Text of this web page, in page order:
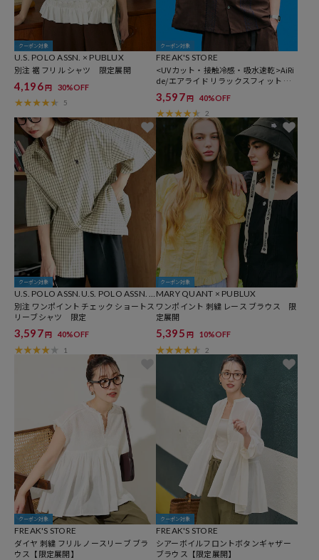
クーポン対象
U.S. POLO ASSN. × PUBLUX
別注 裾 フリル シャツ 限定展開
4,196円 30%OFF
5
クーポン対象
FREAK'S STORE
<UVカット・接触冷感・吸水速乾>AiRi
de/エアライド リラックスフィット キ
ューバシャツ/ポケッタブル【限定展
開】
3,597円 40%OFF
2
クーポン対象
U.S. POLO ASSN.U.S. POLO ASSN. ×
PUBLUX
別注 ワンポイント チェック ショートス
リーブシャツ 限定
3,597 円 40%OFF
1
クーポン対象
MARY QUANT × PUBLUX
ワンポイント 刺繍 レース ブラウス 限
定展開
5,395 円 10%OFF
2
クーポン対象
FREAK'S STORE
ダイヤ 刺繍 フリル ノースリーブ ブラ
ウス【限定展開】
クーポン対象
FREAK'S STORE
シアーボイルフロントボタンギャザー
ブラウス【限定展開】